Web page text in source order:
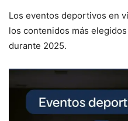
Los eventos deportivos en
los contenidos más
durante 2025.